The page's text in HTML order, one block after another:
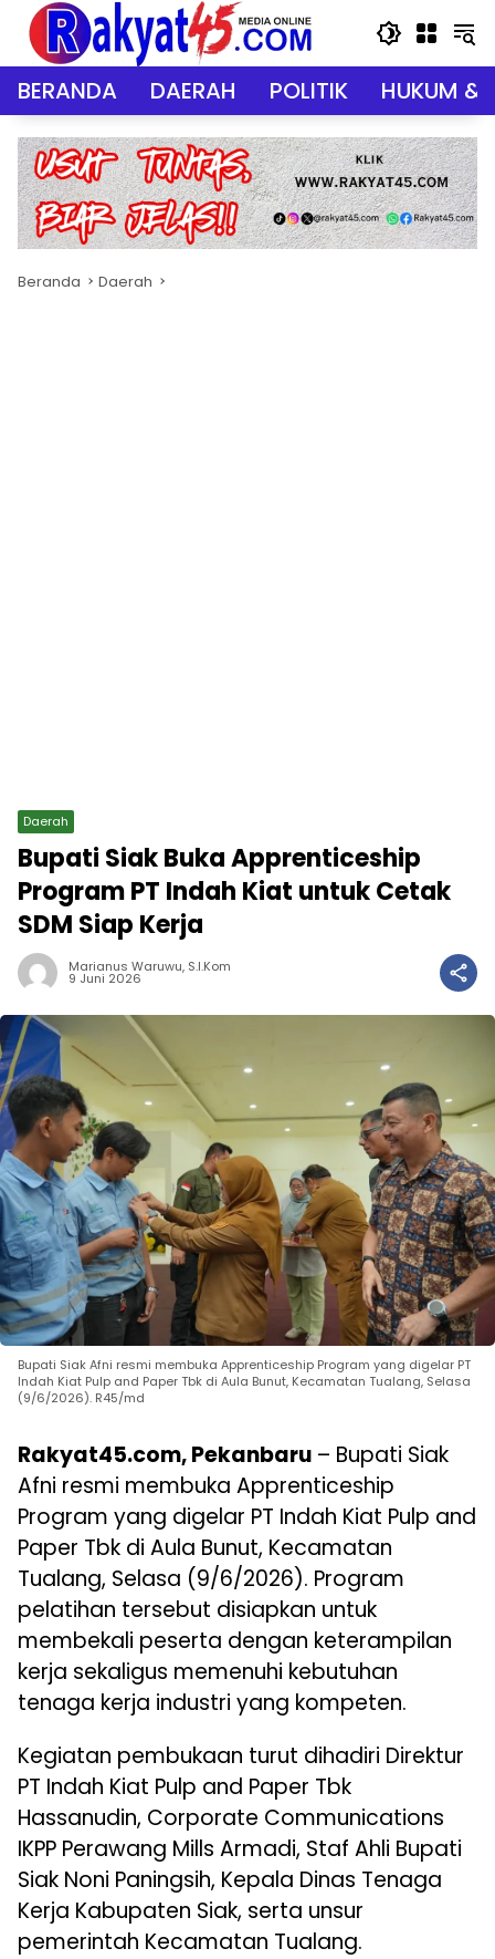
Langsung
konten
BERANDA DAERAH POLITIK HUKUM &
Beranda Daerah
Daerah
Bupati Siak Buka Apprenticeship
Program PT Indah Kiat untuk Cetak
SDM Siap Kerja
Marianus Waruwu, S.I.Kom
9 Juni 2026
Bupati Siak Afni resmi membuka Apprenticeship Program yang digelar PT
Indah Kiat Pulp and Paper Tbk di Aula Bunut, Kecamatan Tualang, Selasa
(9/6/2026). R45/md
Rakyat45.com, Pekanbaru – Bupati Siak
Afni resmi membuka Apprenticeship
Program yang digelar PT Indah Kiat Pulp and
Paper Tbk di Aula Bunut, Kecamatan
Tualang, Selasa (9/6/2026). Program
pelatihan tersebut disiapkan untuk
membekali peserta dengan keterampilan
kerja sekaligus memenuhi kebutuhan
tenaga kerja industri yang kompeten.
Kegiatan pembukaan turut dihadiri Direktur
PT Indah Kiat Pulp and Paper Tbk
Hassanudin, Corporate Communications
IKPP Perawang Mills Armadi, Staf Ahli Bupati
Siak Noni Paningsih, Kepala Dinas Tenaga
Kerja Kabupaten Siak, serta unsur
pemerintah Kecamatan Tualang.